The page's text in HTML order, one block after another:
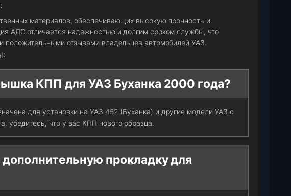
материалов, обеспечивающих высокую прочность и
АДС отличается надежностью и долгим сроком службы, что
положительными отзывами владельцев автомобилей УАЗ.
КПП для УАЗ Буханка 2000 года?
для установки на УАЗ 452 (Буханка) и другие модели УАЗ с
убедитесь, что у вас КПП нового образца.
прокладку для